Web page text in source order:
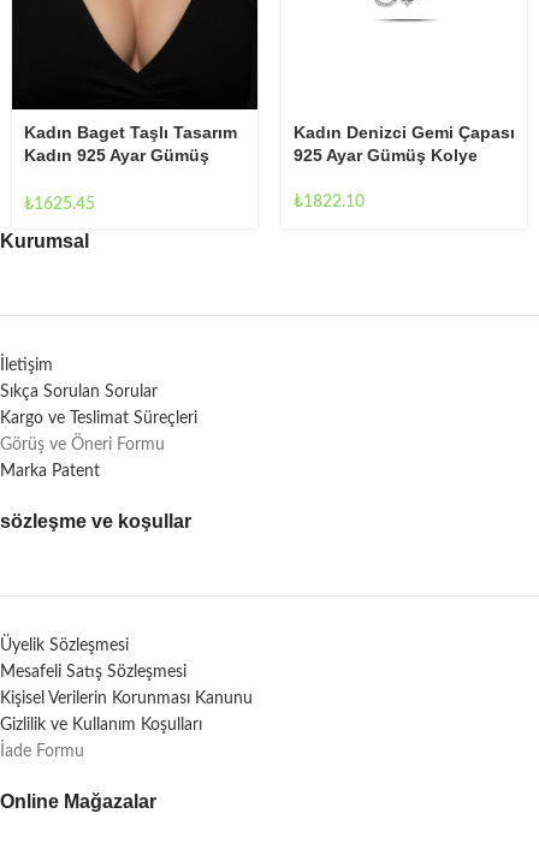
Kadın Baget Taşlı Tasarım
Kadın 925 Ayar Gümüş
₺1625.45
Kadın Denizci Gemi Çapası
925 Ayar Gümüş Kolye
₺1822.10
Kurumsal
İletişim
Sıkça Sorulan Sorular
Kargo ve Teslimat Süreçleri
Görüş ve Öneri Formu
Marka Patent
sözleşme ve koşullar
Üyelik Sözleşmesi
Mesafeli Satış Sözleşmesi
Kişisel Verilerin Korunması Kanunu
Gizlilik ve Kullanım Koşulları
İade Formu
Online Mağazalar